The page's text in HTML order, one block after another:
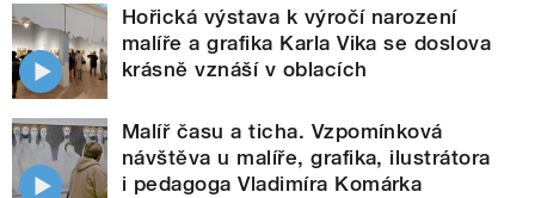
Hořická výstava k výročí narození
malíře a grafika Karla Vika se doslova
krásně vznáší v oblacích
Malíř času a ticha. Vzpomínková
návštěva u malíře, grafika, ilustrátora
i pedagoga Vladimíra Komárka